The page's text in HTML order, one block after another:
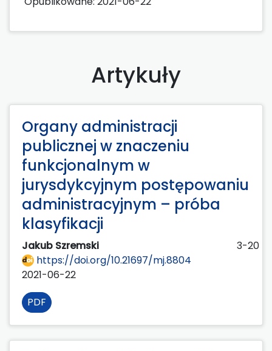
Artykuły
Organy administracji
publicznej w znaczeniu
funkcjonalnym w
jurysdykcyjnym postępowaniu
administracyjnym – próba
klasyfikacji
Jakub Szremski
3-20
https://doi.org/10.21697/mj.8804
2021-06-22
PDF